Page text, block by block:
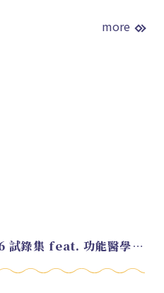
more
EP.220 好久不見！2026 試錄集 feat. 功能醫學營養師 美寶